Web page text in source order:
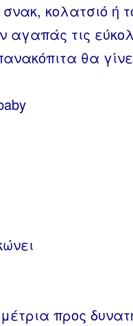
κολατσιό ή
αγαπάς τις
θα
προς